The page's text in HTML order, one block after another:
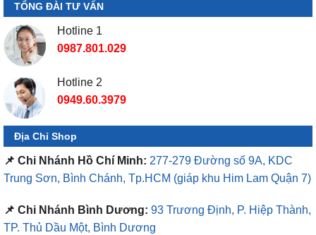
TỔNG ĐÀI TƯ VẤN
Hotline 1
0987.801.029
Hotline 2
0949.60.3979
Địa Chỉ Shop
📌 Chi Nhánh Hồ Chí Minh: 277-279 Đường số 9A, KDC
Trung Sơn, Bình Chánh, Tp.HCM (giáp khu Him Lam Quận 7)
📌 Chi Nhánh Bình Dương: 93 Trương Định, P. Hiệp Thành,
TP. Thủ Dầu Một, Bình Dương